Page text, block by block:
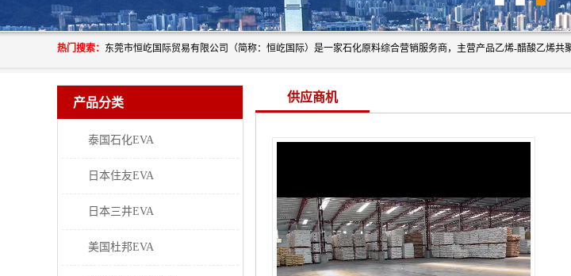
热门搜索：
产品分类
泰国石化EVA
日本住友EVA
日本三井EVA
美国杜邦EVA
供应商机